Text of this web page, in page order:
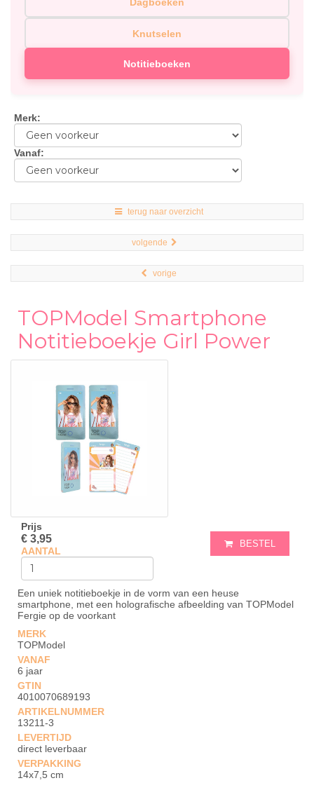
Knutselen
Notitieboeken
Merk:
Vanaf:
terug naar overzicht
volgende
vorige
TOPModel Smartphone
Notitieboekje Girl Power
Prijs
€ 3,95
AANTAL
BESTEL
Een uniek notitieboekje in de vorm van een heuse
smartphone, met een holografische afbeelding van TOPModel
Fergie op de voorkant
MERK
TOPModel
VANAF
6 jaar
GTIN
4010070689193
ARTIKELNUMMER
13211-3
LEVERTIJD
direct leverbaar
VERPAKKING
14x7,5 cm